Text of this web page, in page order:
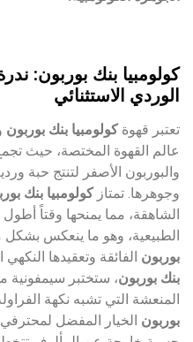
كولومبيا بنك بوربون:
الوردي الاستثنائي
تعتبر قهوةكولومبيا بنك بوربون
عالم القهوة المختصة، حيث
والبوربون الأصفر لتنتج حبة
وجوهرها. تمتازكولومبيا بنك
الشاهقة، مما يمنحها وقتاً
الطبيعية، وهو ما ينعكس
بوربون الفائقة وتعقيدها
بنك بوربون، ستختبر سيمفونية
المنعشة التي تشبه نكهة
بوربون الخيار المفضل